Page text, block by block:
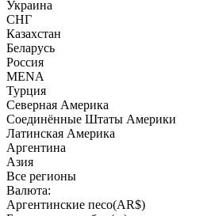
Украина
СНГ
Казахстан
Беларусь
Россия
MENA
Турция
Северная Америка
Соединённые Штаты Америки
Латинская Америка
Аргентина
Азия
Все регионы
Валюта:
Аргентинские песо(AR$)